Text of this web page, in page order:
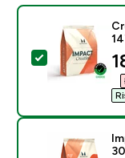
Seleziona